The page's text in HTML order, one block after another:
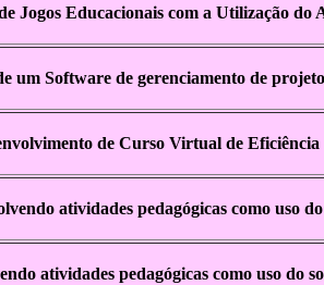
Jogos Educacionais com a Utilização do
um Software de gerenciamento de
de Curso Virtual de Eficiência
atividades pedagógicas como uso
atividades pedagógicas como uso do